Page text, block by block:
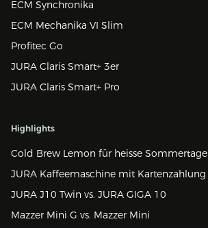
ECM Synchronika
ECM Mechanika VI Slim
Profitec Go
JURA Claris Smart+ 3er
JURA Claris Smart+ Pro
Highlights
Cold Brew Lemon für heisse Sommertage
JURA Kaffeemaschine mit Kartenzahlung
JURA J10 Twin vs. JURA GIGA 10
Mazzer Mini G vs. Mazzer Mini